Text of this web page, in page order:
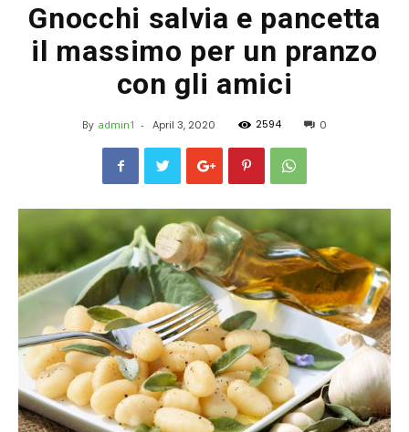
Gnocchi salvia e pancetta
il massimo per un pranzo
con gli amici
By admin1 - April 3, 2020 2594 0